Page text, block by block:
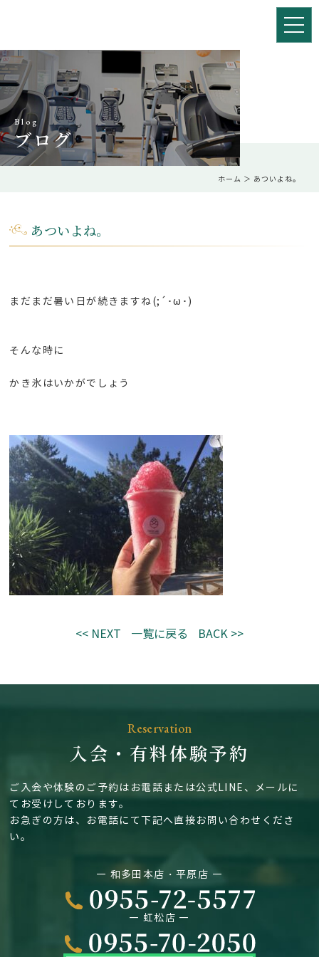
Blog
ブログ
ホーム ＞ あついよね。
あついよね。
まだまだ暑い日が続きますね(;´･ω･)
そんな時に
かき氷はいかがでしょう
<< NEXT 一覧に戻る BACK >>
Reservation
入会・有料体験予約
ご入会や体験のご予約はお電話または公式LINE、メールに
てお受けしております。
お急ぎの方は、お電話にて下記へ直接お問い合わせくださ
い。
― 和多田本店・平原店 ―
― 虹松店 ―